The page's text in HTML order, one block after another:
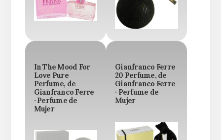
In The Mood For
Love Pure
Perfume, de
Gianfranco Ferre
· Perfume de
Mujer
Gianfranco Ferre
20 Perfume, de
Gianfranco Ferre
· Perfume de
Mujer